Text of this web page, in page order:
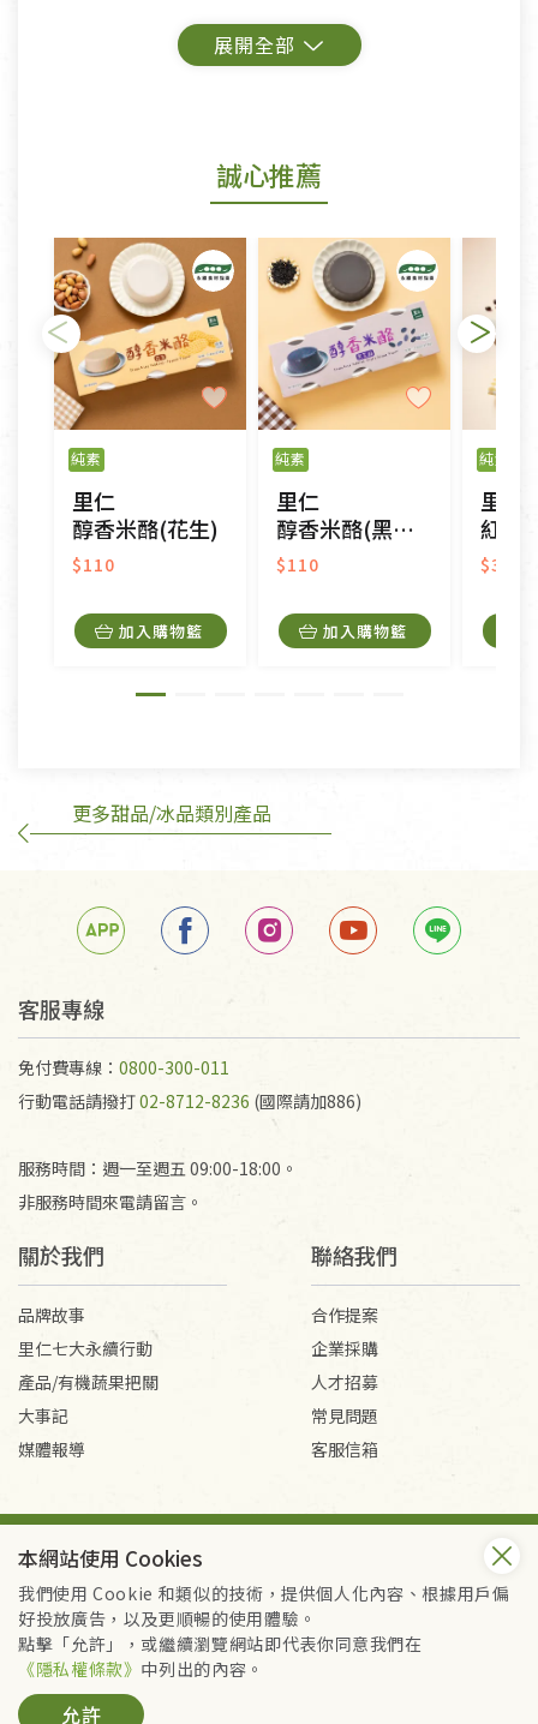
鑑賞期商品說明：
若您購買的商品有下列「不適用七天鑑賞期商品」情
形者，除商品瑕疵以外，恕不接受退換貨.
依消保法之規定提供該商品七天免費鑑賞期(含例假
日)的服務，原則上若商品未經使用或被汙損(除商品
瑕疵)，一般皆可申請退換貨。
不適用七天鑑賞期商品：
以數位或電磁紀錄形式儲存之商品、易於變質或損壞
之商品、以及性質上無法或不適合退換之商品：如
CD、VCD、DVD、電腦軟體，若產品瑕疵無法讀取僅
接受原片換新。
衣飾鞋類-如T恤，如於送達後水洗或污損者。
美容保養用品、內衣褲、襪子、口罩等私人消耗性產
內衣褲、襪子、口罩個人衛生用品除商品本身有瑕疵
外,依據《通訊交易解除權合理例外情事適用準
訂購手抄稿退貨需知：
若未保持原包裝方式或未使用原箱退回，導致書籍有
任何折損、磨損、污損或凹角，將不接受退貨，也不
不接受退貨之手抄稿，為敬重法寶故，里仁網購無法
代為結緣處理等。 若需將手抄稿寄還給消費者，因而
產生的運費100元/箱將由消費者負擔。
誠心推薦
純素
里仁
醇香米酪(花生)
$110
加入購物籃
純素
里仁
醇香米酪(黑芝麻)
$110
加入購物籃
純素
里仁
紅豆
$34
更多甜品/冰品類別產品
客服專線
免付費專線： 0800-300-011
行動電話請撥打02-8712-8236 (國際請加886)
服務時間：週一至週五 09:00-18:00。
非服務時間來電請留言。
關於我們
品牌故事
里仁七大永續行動
產品/有機蔬果把關
大事記
媒體報導
聯絡我們
合作提案
企業採購
人才招募
常見問題
客服信箱
Copyright © 2026 里仁事業股份有限公司(統編：16301262) /
里仁網購股份有限公司(統編：25149752)
All Rights Reserved.
本網站使用 Cookies
我們使用 Cookie 和類似的技術，提供個人化內容、根據用戶偏
好投放廣告，以及更順暢的使用體驗。
點擊「允許」，或繼續瀏覽網站即代表你同意我們在
《隱私權條款》 中列出的內容。
允許